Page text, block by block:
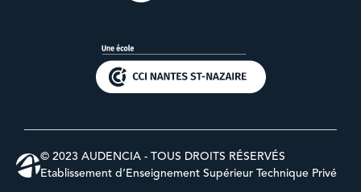
© 2023 AUDENCIA - TOUS DROITS RÉSERVÉS
Etablissement d’Enseignement Supérieur Technique Privé